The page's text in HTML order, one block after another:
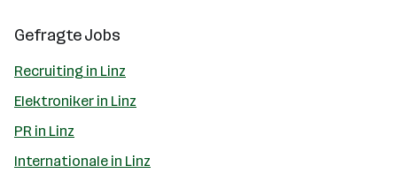
Gefragte Jobs
Recruiting in Linz
Elektroniker in Linz
PR in Linz
Internationale in Linz